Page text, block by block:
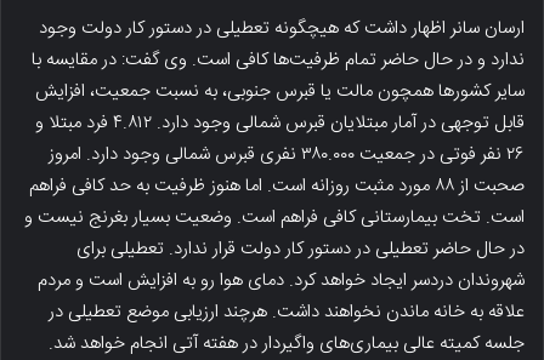
ارسان سانر اظهار داشت که هیچگونه تعطیلی در دستور کار دولت وجود
ندارد و در حال حاضر تمام ظرفیت‌ها کافی است. وی گفت: در مقایسه با
سایر کشورها همچون مالت یا قبرس جنوبی، به نسبت جمعیت، افزایش
قابل توجهی در آمار مبتلایان قبرس شمالی وجود دارد. ۴.۸۱۲ فرد مبتلا و
۲۶ نفر فوتی در جمعیت ۳۸۰.۰۰۰ نفری قبرس شمالی وجود دارد. امروز
صحبت از ۸۸ مورد مثبت روزانه است. اما هنوز ظرفیت به حد کافی فراهم
است. تخت بیمارستانی کافی فراهم است. وضعیت بسیار بغرنج نیست و
در حال حاضر تعطیلی در دستور کار دولت قرار ندارد. تعطیلی برای
شهروندان دردسر ایجاد خواهد کرد. دمای هوا رو به افزایش است و مردم
علاقه به خانه ماندن نخواهند داشت. هرچند ارزیابی موضع تعطیلی در
جلسه کمیته عالی بیماری‌های واگیردار در هفته آتی انجام خواهد شد.